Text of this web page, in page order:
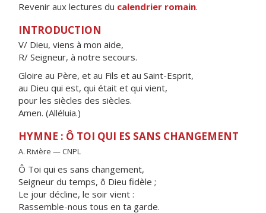
Revenir aux lectures du calendrier romain.
INTRODUCTION
V/ Dieu, viens à mon aide,
R/ Seigneur, à notre secours.
Gloire au Père, et au Fils et au Saint-Esprit,
au Dieu qui est, qui était et qui vient,
pour les siècles des siècles.
Amen. (Alléluia.)
HYMNE : Ô TOI QUI ES SANS CHANGEMENT
A. Rivière — CNPL
Ô Toi qui es sans changement,
Seigneur du temps, ô Dieu fidèle ;
Le jour décline, le soir vient :
Rassemble-nous tous en ta garde.